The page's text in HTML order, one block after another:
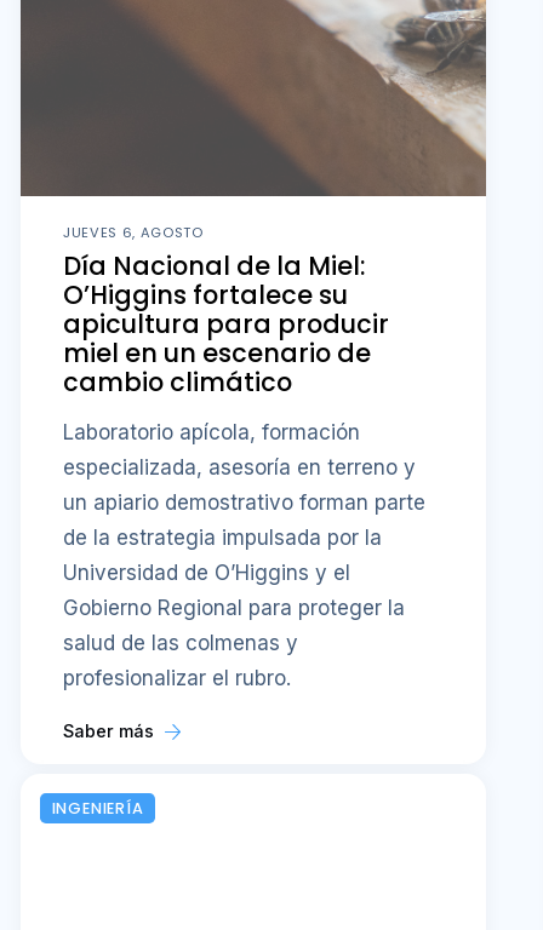
JUEVES 6, AGOSTO
Día Nacional de la Miel:
O’Higgins fortalece su
apicultura para producir
miel en un escenario de
cambio climático
Laboratorio apícola, formación
especializada, asesoría en terreno y
un apiario demostrativo forman parte
de la estrategia impulsada por la
Universidad de O’Higgins y el
Gobierno Regional para proteger la
salud de las colmenas y
profesionalizar el rubro.
Saber más
INGENIERÍA